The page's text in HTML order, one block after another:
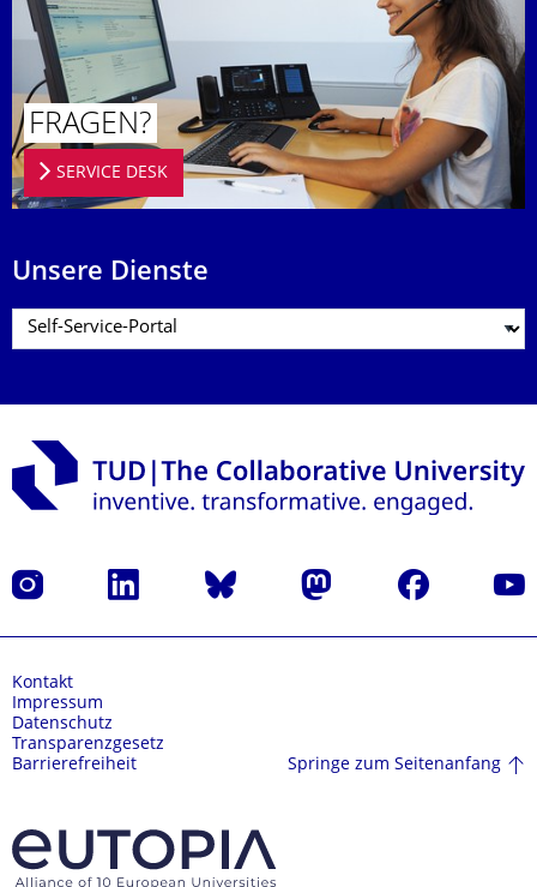
FRAGEN?
SERVICE DESK
Unsere Dienste
Instagram LinkedIn Bluesky Mastodon Facebook
Kontakt
Impressum
Datenschutz
Transparenzgesetz
Barrierefreiheit
Springe zum Seitenanfang